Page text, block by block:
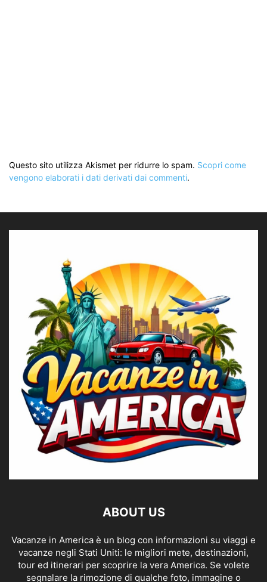
Questo sito utilizza Akismet per ridurre lo spam. Scopri come
vengono elaborati i dati derivati dai commenti.
ABOUT US
Vacanze in America è un blog con informazioni su viaggi e
vacanze negli Stati Uniti: le migliori mete, destinazioni,
tour ed itinerari per scoprire la vera America. Se volete
segnalare la rimozione di qualche foto, immagine o